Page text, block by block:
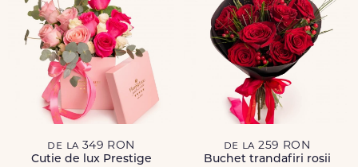
de la 349 RON
Cutie de lux Prestige
de la 259 RON
Buchet trandafiri rosii